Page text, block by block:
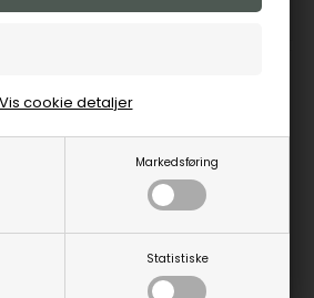
Markedsføring
Statistiske
Vis cookie detaljer
Fjernlager 1-3 hverdage
19%